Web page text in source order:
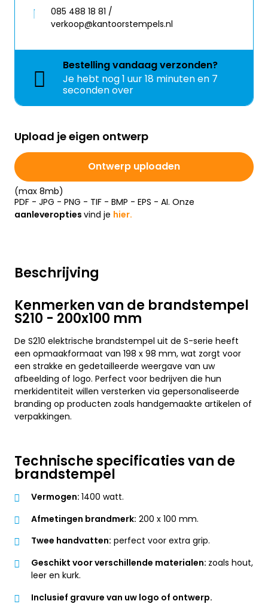
Beschrijving
Kenmerken van de brandstempel
S210 - 200x100 mm
De S210 elektrische brandstempel uit de S-serie heeft
een opmaakformaat van 198 x 98 mm, wat zorgt voor
een strakke en gedetailleerde weergave van uw
afbeelding of logo. Perfect voor bedrijven die hun
merkidentiteit willen versterken via gepersonaliseerde
branding op producten zoals handgemaakte artikelen of
verpakkingen.
Technische specificaties van de
brandstempel
Vermogen: 1400 watt.
Afmetingen brandmerk: 200 x 100 mm.
Twee handvatten: perfect voor extra grip.
Geschikt voor verschillende materialen: zoals hout,
leer en kurk.
Inclusief gravure van uw logo of ontwerp.
085 488 18 81 /
verkoop@kantoorstempels.nl
Bestellingvandaagverzonden?
Je hebt nog1 uur 18 minuten en 6
seconden over
Upload je eigen ontwerp
Ontwerp uploaden
(max 8mb)
PDF - JPG - PNG - TIF - BMP - EPS - AI. Onze
aanleveropties vind je hier.